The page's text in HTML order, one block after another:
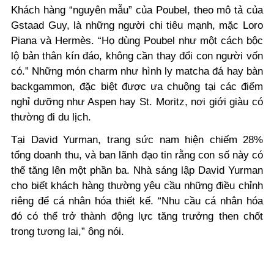
Khách hàng “nguyên mẫu” của Poubel, theo mô tả của
Gstaad Guy, là những người chi tiêu mạnh, mặc Loro
Piana và Hermès. “Họ dùng Poubel như một cách bộc
lộ bản thân kín đáo, không cần thay đổi con người vốn
có.” Những món charm như hình ly matcha đá hay bàn
backgammon, đặc biệt được ưa chuộng tại các điểm
nghỉ dưỡng như Aspen hay St. Moritz, nơi giới giàu có
thường đi du lịch.
Tại David Yurman, trang sức nam hiện chiếm 28%
tổng doanh thu, và ban lãnh đạo tin rằng con số này có
thể tăng lên một phần ba. Nhà sáng lập David Yurman
cho biết khách hàng thường yêu cầu những điều chỉnh
riêng để cá nhân hóa thiết kế. “Nhu cầu cá nhân hóa
đó có thể trở thành động lực tăng trưởng then chốt
trong tương lai,” ông nói.